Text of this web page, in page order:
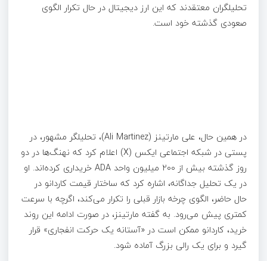
تحلیلگران معتقدند که این ارز دیجیتال در حال تکرار الگوی
صعودی گذشته خود است.
در همین حال، علی مارتینز (Ali Martinez)، تحلیلگر مشهور، در
پستی در شبکه اجتماعی ایکس (X) اعلام کرد که نهنگ‌ها در دو
روز گذشته بیش از ۲۰۰ میلیون واحد ADA خریداری کرده‌اند. او
در یک تحلیل جداگانه، اشاره کرد که ساختار قیمت کاردانو در
حال حاضر، الگوی چرخه بازار قبلی را تکرار می‌کند، اگرچه با سرعت
کمتری پیش می‌رود. به گفته مارتینز، در صورت ادامه این روند
خرید، کاردانو ممکن است در «آستانه یک حرکت انفجاری» قرار
گیرد و برای یک رالی بزرگ آماده شود.